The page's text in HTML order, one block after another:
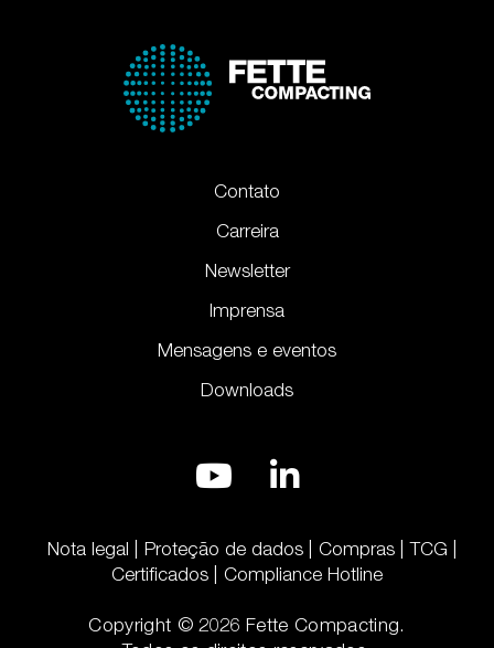
Contato
Carreira
Newsletter
Imprensa
Mensagens e eventos
Downloads
Nota legal Proteção de dados Compras
TCG
Certificados
Compliance Hotline
Copyright © 2026 Fette Compacting.